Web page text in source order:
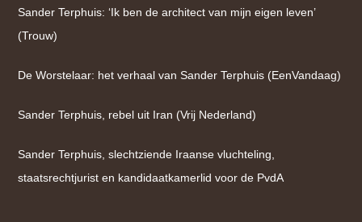
Sander Terphuis: ‘Ik ben de architect van mijn eigen leven’
(Trouw)
De Worstelaar: het verhaal van Sander Terphuis (EenVandaag)
Sander Terphuis, rebel uit Iran (Vrij Nederland)
Sander Terphuis, slechtziende Iraanse vluchteling,
staatsrechtjurist en kandidaatkamerlid voor de PvdA